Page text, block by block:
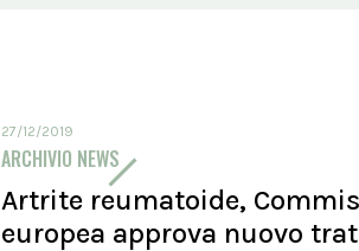
27/12/2019
ARCHIVIO NEWS
Artrite reumatoide,
europea approva nuovo